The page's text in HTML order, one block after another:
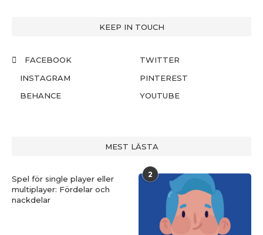
KEEP IN TOUCH
FACEBOOK
TWITTER
INSTAGRAM
PINTEREST
BEHANCE
YOUTUBE
MEST LÄSTA
Spel för single player eller
multiplayer: Fördelar och
nackdelar
2